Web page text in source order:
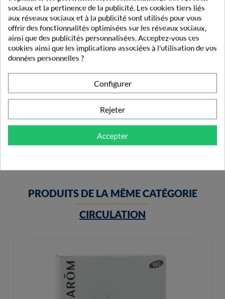
PiLeJe Multibiane Enfant Vitamines Et Minéraux 20...
16,99 €
PRODUITS DE LA MÊME CATÉGORIE
CIRCULATION
sociaux et la pertinence de la publicité. Les cookies tiers liés
aux réseaux sociaux et à la publicité sont utilisés pour vous
offrir des fonctionnalités optimisées sur les réseaux sociaux,
ainsi que des publicités personnalisées. Acceptez-vous ces
cookies ainsi que les implications associées à l'utilisation de vos
données personnelles ?
Configurer
Rejeter
Accepter